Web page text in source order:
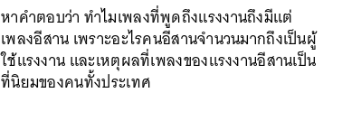
หาคำตอบว่า ทำไมเพลงที่พูดถึงแรงงานถึงมีแต่
เพลงอีสาน เพราะอะไรคนอีสานจำนวนมากถึงเป็นผู้
ใช้แรงงาน และเหตุผลที่เพลงของแรงงานอีสานเป็น
ที่นิยมของคนทั้งประเทศ